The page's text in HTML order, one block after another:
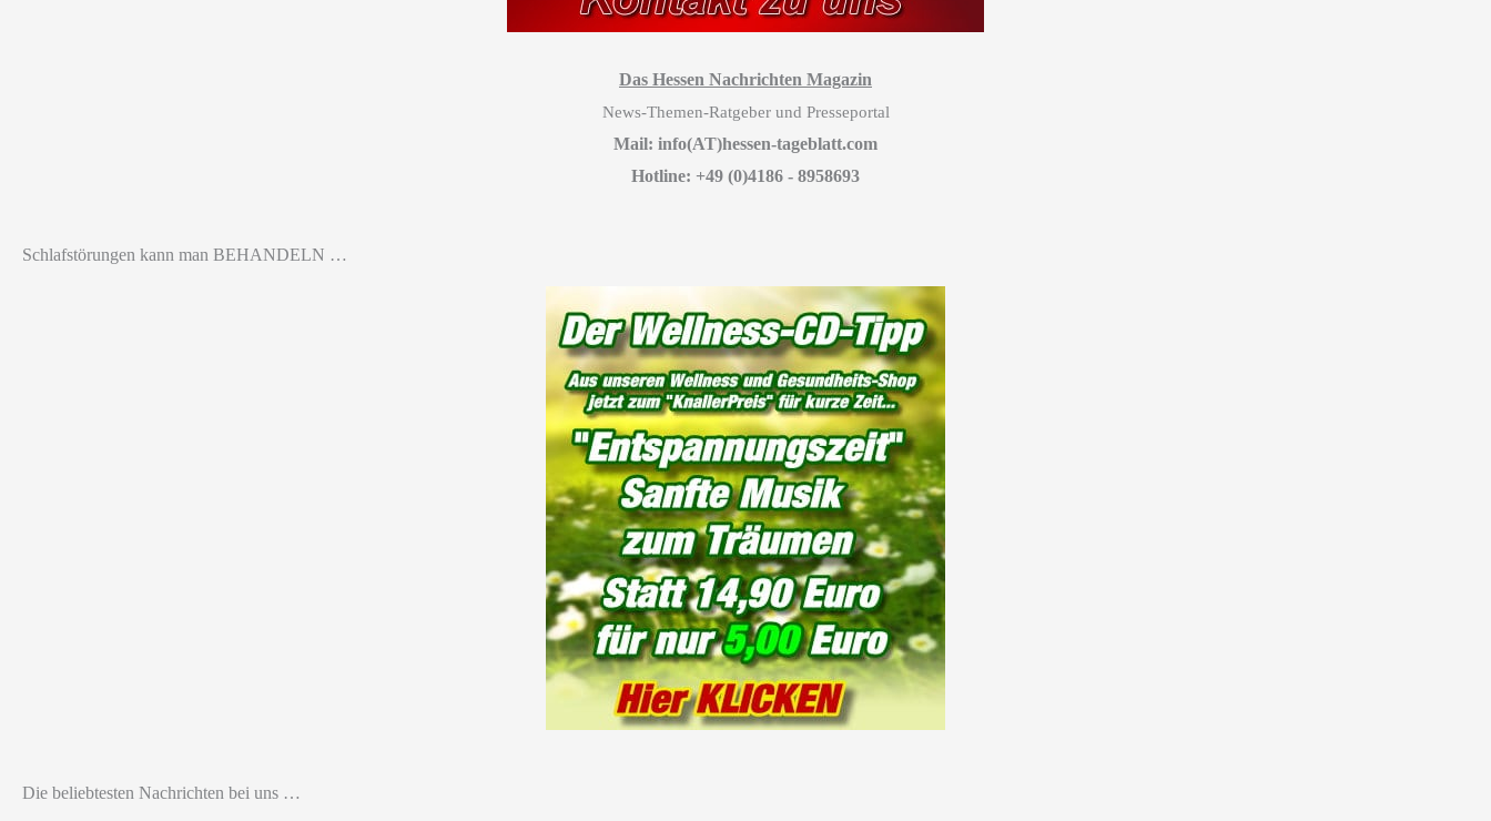
Das Hessen Nachrichten Magazin
News-Themen-Ratgeber und Presseportal
Mail: info(AT)hessen-tageblatt.com
Hotline: +49 (0)4186 - 8958693
Schlafstörungen kann man BEHANDELN …
Die beliebtesten Nachrichten bei uns …